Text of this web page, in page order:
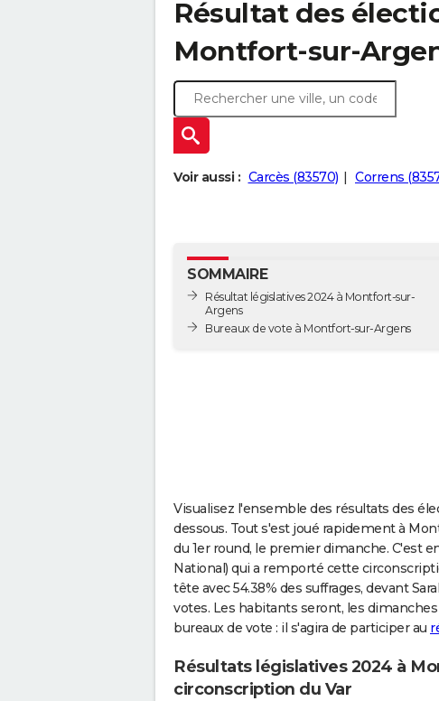
Résultat des
Montfort-sur-
Voir aussi : Carcès (83570) Correns
SOMMAIRE
Résultat législatives 2024 à Montfort-sur-
Argens
Bureaux de vote à Montfort-sur-Argens
Visualisez l'ensemble des résultats des
dessous. Tout s'est joué rapidement à
du 1er round, le premier dimanche. C'est
National) qui a remporté cette
tête avec 54.38% des suffrages, devant
votes. Les habitants seront, les
bureaux de vote : il s'agira de participer au
Résultats législatives 2024 à
circonscription du Var